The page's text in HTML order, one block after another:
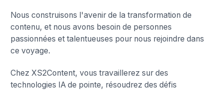
Nous construisons l'avenir de la transformation de
contenu, et nous avons besoin de personnes
passionnées et talentueuses pour nous rejoindre dans
ce voyage.
Chez XS2Content, vous travaillerez sur des
technologies IA de pointe, résoudrez des défis